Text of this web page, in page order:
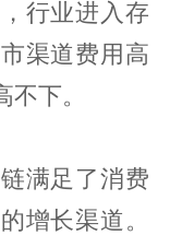
行业进入存
渠道费用高
下。
满足了消费
增长渠道。